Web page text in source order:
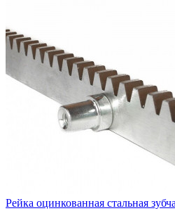
Рейка оцинкованная стальная